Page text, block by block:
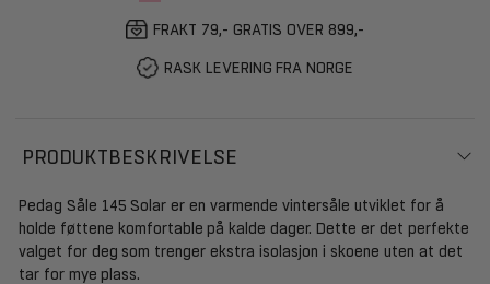
FRAKT 79,- GRATIS OVER 899,-
RASK LEVERING FRA NORGE
PRODUKTBESKRIVELSE
Pedag Såle 145 Solar er en varmende vintersåle utviklet for å
holde føttene komfortable på kalde dager. Dette er det perfekte
valget for deg som trenger ekstra isolasjon i skoene uten at det
tar for mye plass.